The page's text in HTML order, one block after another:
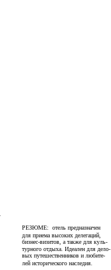
РЕЗЮМЕ:
отель предназначен
для приема высоких делегаций,
бизнес-визитов, а также для куль-
турного отдыха. Идеален для дело-
вых путешественников и любите-
лей исторического наследия.